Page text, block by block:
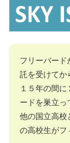
フリーバード
託を受けてか
１５年の間
ードを巣立っ
他の国立高校
の高校生がフ